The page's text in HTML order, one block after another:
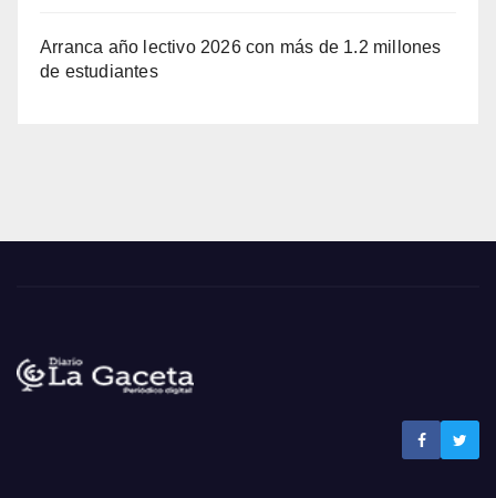
Arranca año lectivo 2026 con más de 1.2 millones
de estudiantes